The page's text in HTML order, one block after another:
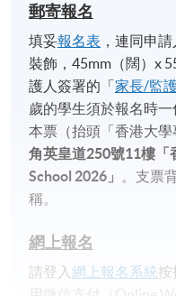
郵寄報名
填妥報名表 ，連同申
裝飾，45mm（闊）x
護人簽署的「家長/監
歲的學生須於報名時
本票（抬頭「香港大
角英皇道250號11樓「
School 2026 」
。支票
稱。
網上報名
請登入 網上報名系統按